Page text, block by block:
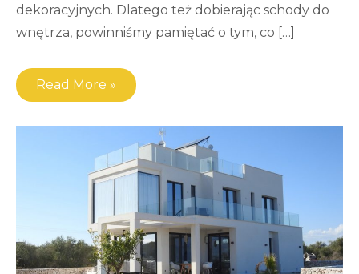
dekoracyjnych. Dlatego też dobierając schody do
wnętrza, powinniśmy pamiętać o tym, co […]
Read More »